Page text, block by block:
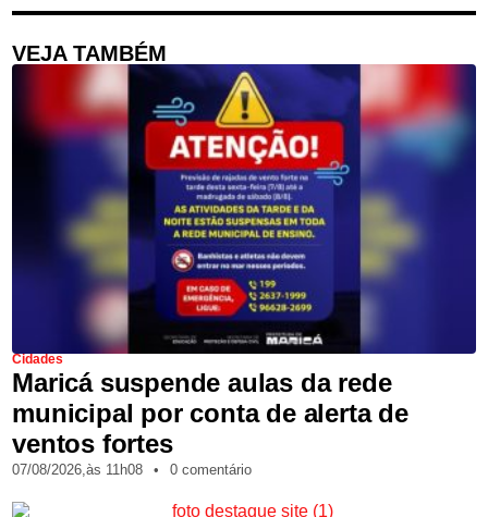
VEJA TAMBÉM
Cidades
Maricá suspende aulas da rede
municipal por conta de alerta de
ventos fortes
07/08/2026,às 11h08 • 0 comentário